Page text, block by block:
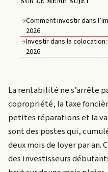
→Comment investir dans
2026
→Investir dans la
2026
La rentabilité ne s’arrête
copropriété, la taxe
petites réparations et la
sont des postes qui,
deux mois de loyer par an.
des investisseurs